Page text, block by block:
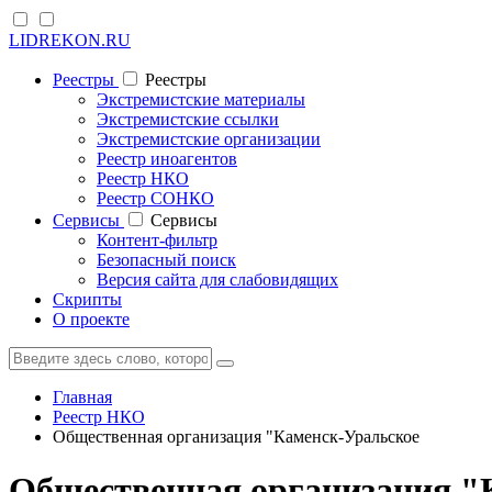
LIDREKON.RU
Реестры
Реестры
Экстремистские материалы
Экстремистские ссылки
Экстремистские организации
Реестр иноагентов
Реестр НКО
Реестр СОНКО
Cервисы
Cервисы
Контент-фильтр
Безопасный поиск
Версия сайта для слабовидящих
Скрипты
О проекте
Главная
Реестр НКО
Общественная организация "Каменск-Уральское